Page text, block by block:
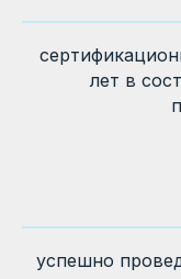
лет в
успешно